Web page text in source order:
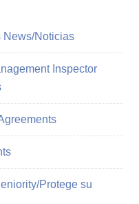
News/Noticias
Inspector
Protege su